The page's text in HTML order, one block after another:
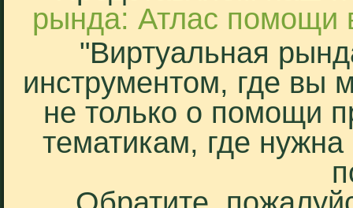
рында: Атлас помощи
"Виртуальная
инструментом, где вы
не только о помощи
тематикам, где